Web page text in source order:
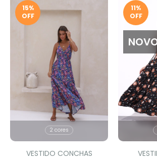
15%
OFF
2 cores
VESTIDO CONCHAS
11%
OFF